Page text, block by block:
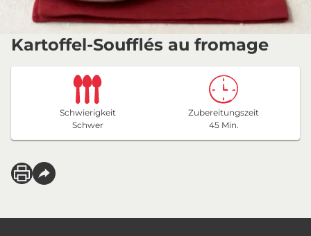
Kartoffel-Soufflés au fromage
Schwierigkeit
Schwer
Zubereitungszeit
45 Min.